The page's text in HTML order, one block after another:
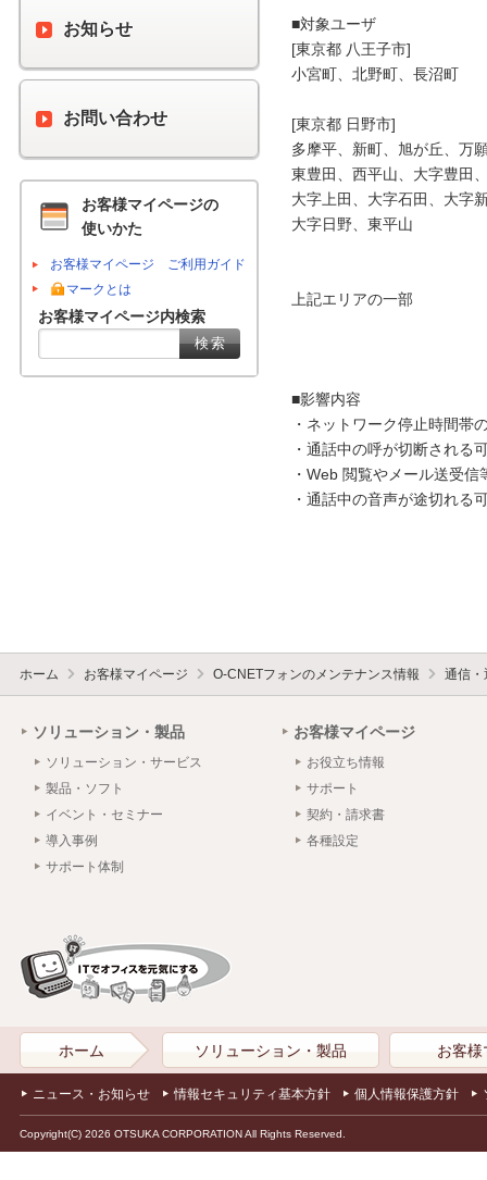
■対象ユーザ
[東京都 八王子市]
小宮町、北野町、長沼町
[東京都 日野市]
多摩平、新町、旭が丘、万
東豊田、西平山、大字豊田
大字上田、大字石田、大字
大字日野、東平山
上記エリアの一部
■影響内容
・ネットワーク停止時間帯
・通話中の呼が切断される
・Web 閲覧やメール送受
・通話中の音声が途切れる
お知らせ
お問い合わせ
お客様マイページの
使いかた
お客様マイページ ご利用ガイド
マークとは
お客様マイページ内検索
ホーム お客様マイページ O-CNETフォンのメンテナンス情報 通信・
ソリューション・製品
ソリューション・サービス
製品・ソフト
イベント・セミナー
導入事例
サポート体制
お客様マイページ
お役立ち情報
サポート
契約・請求書
各種設定
ホーム ソリューション・製品 お客様
ニュース・お知らせ 情報セキュリティ基本方針 個人情報保護方針
Copyright(C) 2026 OTSUKA CORPORATION All Rights Reserved.